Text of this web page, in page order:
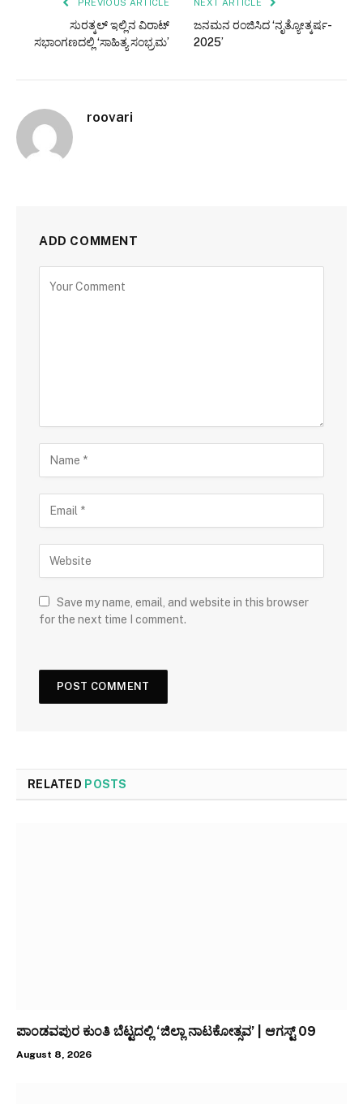
PREVIOUS ARTICLE
ಸುರತ್ಕಲ್ ಇಲ್ಲಿನ ವಿರಾಟ್
ಸಭಾಂಗಣದಲ್ಲಿ ‘ಸಾಹಿತ್ಯ ಸಂಭ್ರಮ’
NEXT ARTICLE
ಜನಮನ ರಂಜಿಸಿದ ‘ನೃತ್ಯೋತ್ಕರ್ಷ-
2025’
roovari
ADD COMMENT
Save my name, email, and website in this browser
for the next time I comment.
RELATED POSTS
ಪಾಂಡವಪುರ ಕುಂತಿ ಬೆಟ್ಟದಲ್ಲಿ ‘ಜಿಲ್ಲಾ ನಾಟಕೋತ್ಸವ’ | ಆಗಸ್ಟ್ 09
August 8, 2026